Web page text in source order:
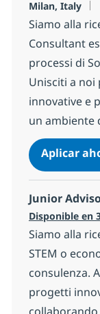
Ubicación
Milan, Italy
Siamo alla
Consultant
processi di
Unisciti a
innovative e
un ambiente
Aplicar
Junior
Disponible en
Siamo alla
STEM o
consulenza.
progetti